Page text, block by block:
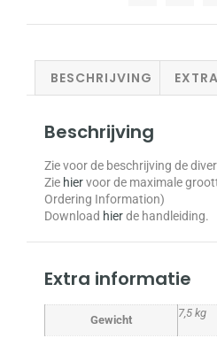
BESCHRIJVING
Beschrijving
Zie voor de beschrijving de
Zie hiervoor de maximale
Ordering Information)
Download hierde handleiding.
Extra informatie
Gewicht
7,5 kg